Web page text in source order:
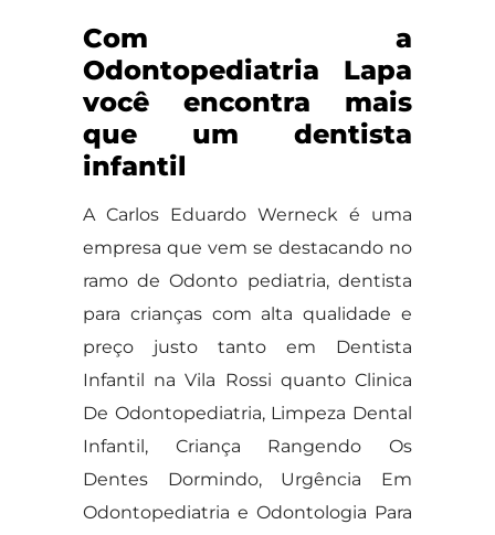
Com a
Odontopediatria Lapa
você encontra mais
que um dentista
infantil
A Carlos Eduardo Werneck é uma
empresa que vem se destacando no
ramo de Odonto pediatria, dentista
para crianças com alta qualidade e
preço justo tanto em Dentista
Infantil na Vila Rossi quanto Clinica
De Odontopediatria, Limpeza Dental
Infantil, Criança Rangendo Os
Dentes Dormindo, Urgência Em
Odontopediatria e Odontologia Para